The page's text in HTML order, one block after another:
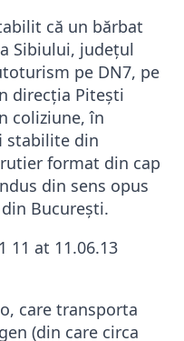
că un bărbat
Sibiului, județul
pe DN7, pe
direcția Pitești
coliziune, în
stabilite din
format din cap
din sens opus
București.
care transporta
(din care circa